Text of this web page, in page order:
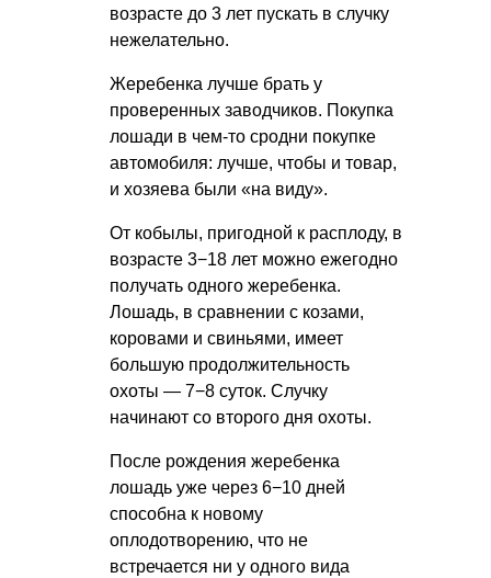
возрасте до 3 лет пускать в случку
нежелательно.
Жеребенка лучше брать у
проверенных заводчиков. Покупка
лошади в чем-то сродни покупке
автомобиля: лучше, чтобы и товар,
и хозяева были «на виду».
От кобылы, пригодной к расплоду, в
возрасте 3−18 лет можно ежегодно
получать одного жеребенка.
Лошадь, в сравнении с козами,
коровами и свиньями, имеет
большую продолжительность
охоты — 7−8 суток. Случку
начинают со второго дня охоты.
После рождения жеребенка
лошадь уже через 6−10 дней
способна к новому
оплодотворению, что не
встречается ни у одного вида